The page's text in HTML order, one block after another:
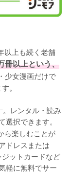
以上も続く老舗
冊以上という、
少女漫画だけで
。
レンタル・読み
択できます。
ら楽しむことが
ドレスまたは
ットカードなど
軽に無料でサー